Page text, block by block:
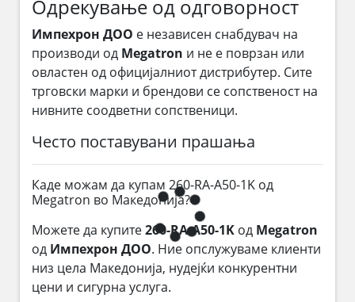
Одрекување од одговорност
Импехрон ДОО е независен снабдувач на
производи од Megatron и не е поврзан или
овластен од официјалниот дистрибутер. Сите
трговски марки и брендови се сопственост на
нивните соодветни сопственици.
Често поставувани прашања
Каде можам да купам 260-RA-A50-1K од
Megatron во Македонија?
Можете да купите260-RA-A50-1K од Megatron
од Импехрон ДОО. Ние опслужуваме клиенти
низ цела Македонија, нудејќи конкурентни
цени и сигурна услуга.